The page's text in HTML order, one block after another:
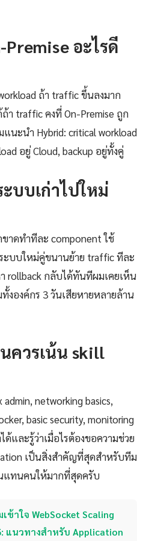
Premise อะไรดี
ถ้า traffic ขึ้นลงมาก
ถ้า traffic คงที่ On-Premise ถูก
แนะนำ Hybrid: critical workload
อยู่ Cloud, backup อยู่ทั้งคู่
บบเก่าไปใหม่
ขาดทำทีละ component ใช้
ะบบใหม่คู่ขนานย้าย traffic ทีละ
rollback กลับได้ทันทีผมเคยเห็น
งองค์กร 3 วันเสียหายหลายล้าน
ควรเน้น skill
networking basics,
basic security, monitoring
และรู้ว่าเมื่อไรต้องขอความช่วย
เป็นสิ่งสำคัญที่สุดสำหรับทีม
นแทนคนให้มากที่สุดครับ
ข้าใจ WebSocket Scaling
แนวทางสำหรับ Application